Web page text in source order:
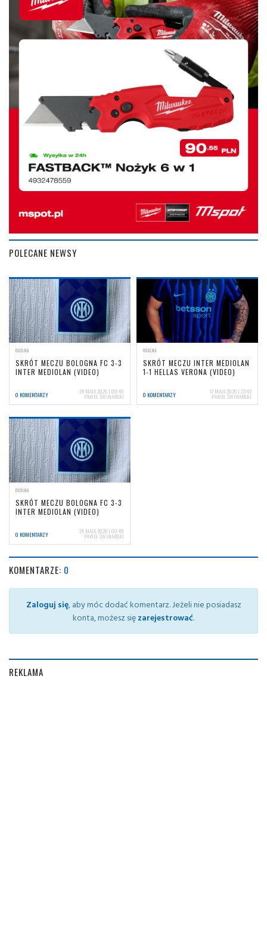
POLECANE NEWSY
OGÓLNA
SKRÓT MECZU BOLOGNA FC 3-3
INTER MEDIOLAN (VIDEO)
0 KOMENTARZY 24 MAJA 2026 | 00:49
PAWEŁ ŚWINARSKI
OGÓLNA
SKRÓT MECZU INTER MEDIOLAN
1-1 HELLAS VERONA (VIDEO)
0 KOMENTARZY 17 MAJA 2026 | 23:42
PAWEŁ ŚWINARSKI
OGÓLNA
SKRÓT MECZU BOLOGNA FC 3-3
INTER MEDIOLAN (VIDEO)
0 KOMENTARZY 24 MAJA 2026 | 00:49
PAWEŁ ŚWINARSKI
KOMENTARZE: 0
Zaloguj się, aby móc dodać komentarz. Jeżeli nie posiadasz
konta, możesz sięzarejestrować.
REKLAMA